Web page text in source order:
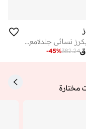
كيدز سنيكرز نسائي جلدلامع سويدي برباط بيج
382.24
-45%